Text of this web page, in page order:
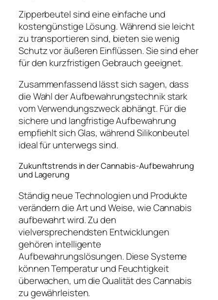
Zipperbeutel sind eine einfache und
kostengünstige Lösung. Während sie leicht
zu transportieren sind, bieten sie wenig
Schutz vor äußeren Einflüssen. Sie sind eher
für den kurzfristigen Gebrauch geeignet.
Zusammenfassend lässt sich sagen, dass
die Wahl der Aufbewahrungstechnik stark
vom Verwendungszweck abhängt. Für die
sichere und langfristige Aufbewahrung
empfiehlt sich Glas, während Silikonbeutel
ideal für unterwegs sind.
Zukunftstrends in der Cannabis-Aufbewahrung
und Lagerung
Ständig neue Technologien und Produkte
verändern die Art und Weise, wie Cannabis
aufbewahrt wird. Zu den
vielversprechendsten Entwicklungen
gehören intelligente
Aufbewahrungslösungen. Diese Systeme
können Temperatur und Feuchtigkeit
überwachen, um die Qualität des Cannabis
zu gewährleisten.